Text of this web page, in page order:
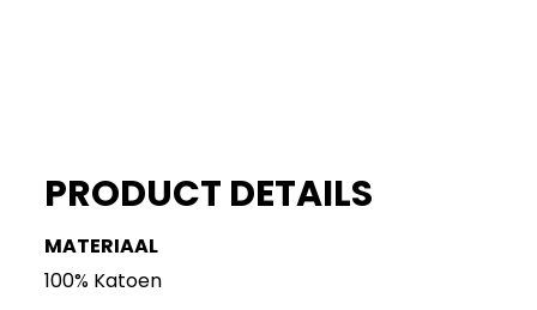
PRODUCT DETAILS
MATERIAAL
100% Katoen